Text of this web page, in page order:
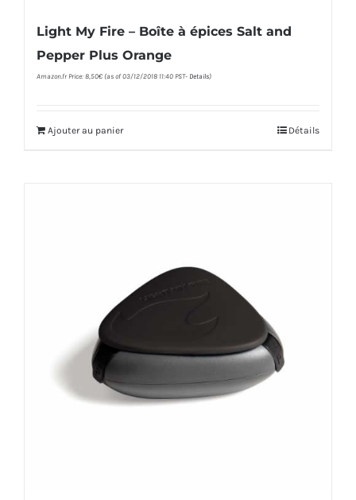
Light My Fire – Boîte à épices Salt and
Pepper Plus Orange
Amazon.fr Price: 8,50€ (as of 03/12/2018 11:40 PST- Details)
Ajouter au panier Détails